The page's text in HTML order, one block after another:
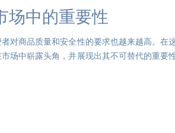
场中的重要性
对商品质量和安全性的要求也越来越高。在
场中崭露头角，并展现出其不可替代的重要